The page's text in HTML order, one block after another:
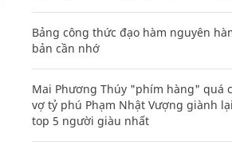
Bảng công thức đạo hàm nguyên
bản cần nhớ
Mai Phương Thúy "phím hàng" quá
vợ tỷ phú Phạm Nhật Vượng giành
top 5 người giàu nhất